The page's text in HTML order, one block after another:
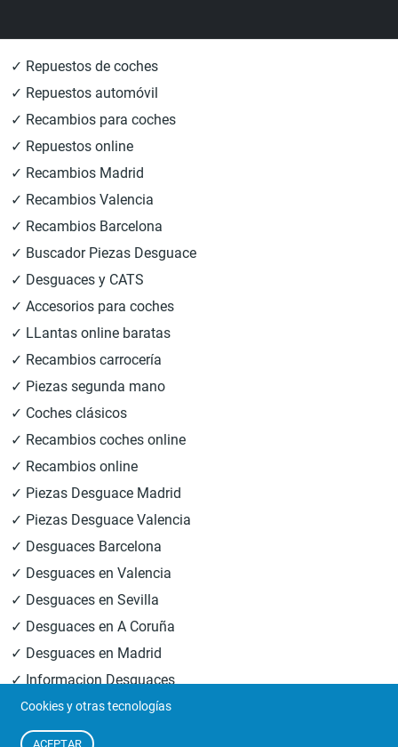
✓ Repuestos de coches
✓ Repuestos automóvil
✓ Recambios para coches
✓ Repuestos online
✓ Recambios Madrid
✓ Recambios Valencia
✓ Recambios Barcelona
✓ Buscador Piezas Desguace
✓ Desguaces y CATS
✓ Accesorios para coches
✓ LLantas online baratas
✓ Recambios carrocería
✓ Piezas segunda mano
✓ Coches clásicos
✓ Recambios coches online
✓ Recambios online
✓ Piezas Desguace Madrid
✓ Piezas Desguace Valencia
✓ Desguaces Barcelona
✓ Desguaces en Valencia
✓ Desguaces en Sevilla
✓ Desguaces en A Coruña
✓ Desguaces en Madrid
✓ Informacion Desguaces
© 2026Central Desguaces Europiezas
Cookies y otras tecnologías
ACEPTAR